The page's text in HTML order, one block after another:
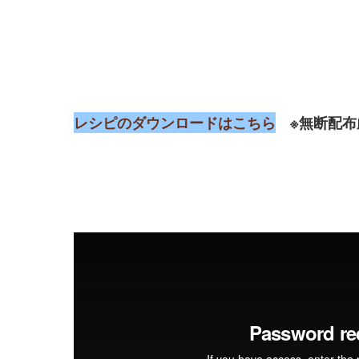
レシピのダウンロードはこちら ※無断配